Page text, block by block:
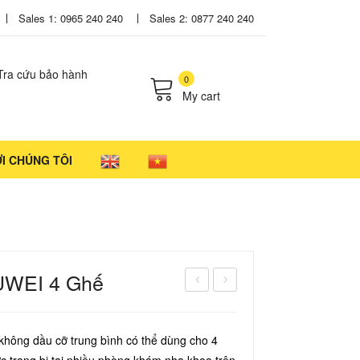
Sales 1: 0965 240 240 Sales 2: 0877 240 240
cứu bảo hành 0
My cart
CHÚNG TÔI
tím
khí
4 Ghế
dầu cỡ trung bình có thể dùng cho 4